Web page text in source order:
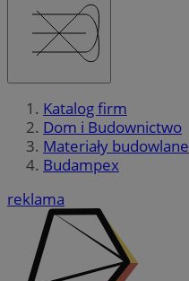
Katalog firm
Dom i Budownictwo
Materiały budowlane
Budampex
reklama